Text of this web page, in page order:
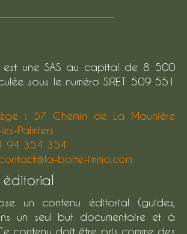
est une SAS au capital de 8 500
sous le numéro SIRET 509 551
: 57 Chemin de La Maunière
Palmiers
94 354 354
boite-immo.com
éditorial
un contenu éditorial (guides,
un seul but documentaire et à
contenu doit être pris comme des